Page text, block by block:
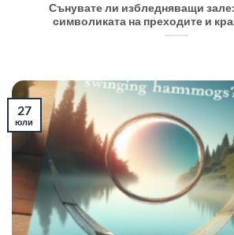
Сънувате ли избледняващи
символиката на преходите и
27
юли